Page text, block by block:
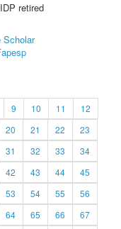
retired
Scholar
9 10 11
12
20 21 22
23
31 32 33
34
42 43 44
45
53 54 55
56
64 65 66
67